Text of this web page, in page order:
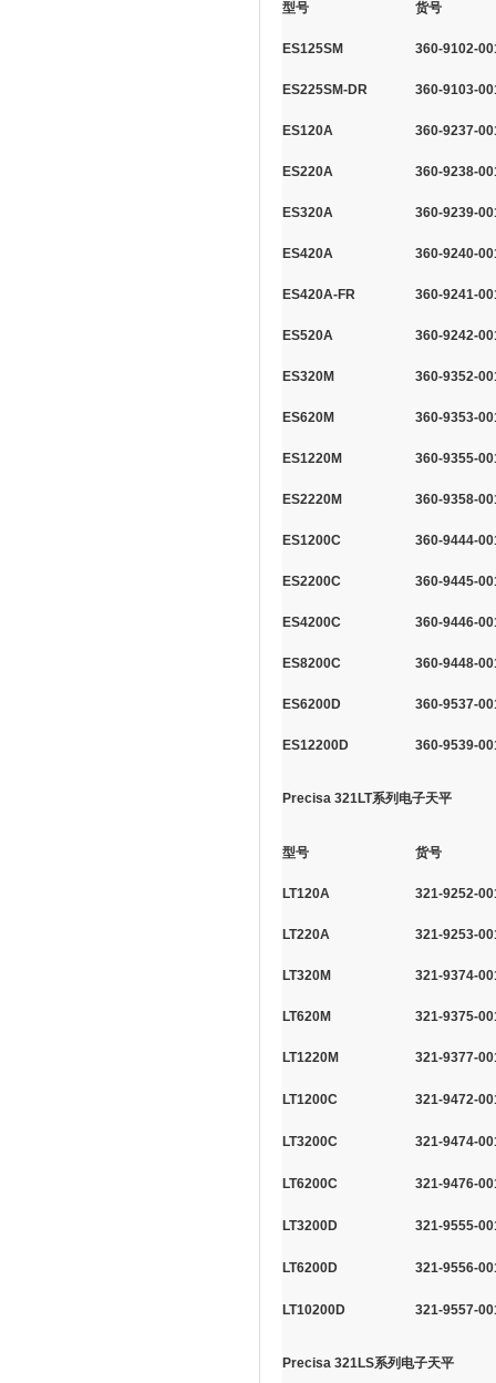
型号 货号
ES125SM 360-9102-
ES225SM-DR 360-9103-
ES120A 360-9237-
ES220A 360-9238-
ES320A 360-9239-
ES420A 360-9240-
ES420A-FR 360-9241-
ES520A 360-9242-
ES320M 360-9352-
ES620M 360-9353-
ES1220M 360-9355-
ES2220M 360-9358-
ES1200C 360-9444-
ES2200C 360-9445-
ES4200C 360-9446-
ES8200C 360-9448-
ES6200D 360-9537-
ES12200D 360-9539-
Precisa 321LT系列电子天平
型号 货号
LT120A 321-9252-
LT220A 321-9253-
LT320M 321-9374-
LT620M 321-9375-
LT1220M 321-9377-
LT1200C 321-9472-
LT3200C 321-9474-
LT6200C 321-9476-
LT3200D 321-9555-
LT6200D 321-9556-
LT10200D 321-9557-
Precisa 321LS系列电子天平